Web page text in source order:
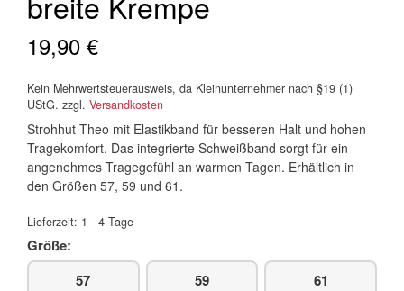
19,90 €
Kein Mehrwertsteuerausweis, da Kleinunternehmer nach §19 (1)
UStG. zzgl. Versandkosten
Strohhut Theo mit Elastikband für besseren Halt und hohen
Tragekomfort. Das integrierte Schweißband sorgt für ein
angenehmes Tragegefühl an warmen Tagen. Erhältlich in
den Größen 57, 59 und 61.
Lieferzeit: 1 - 4 Tage
Größe:
57
59 61